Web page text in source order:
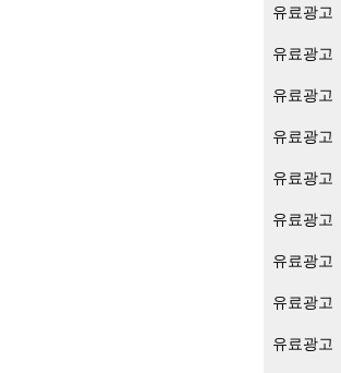
유료광고
유료광고
유료광고
유료광고
유료광고
유료광고
유료광고
유료광고
유료광고